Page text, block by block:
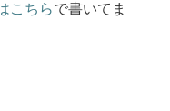
こちらで書いてま